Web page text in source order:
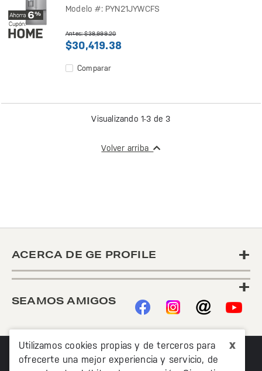
x
Utilizamos cookies propias y de terceros para
ofrecerte una mejor experiencia y servicio, de
Modelo #: PYN21JYWCFS
Antes: $38,999.20
$30,419.38
Comparar
Visualizando 1-3 de 3
Volver arriba
ACERCA DE GE PROFILE
+
+
SEAMOS AMIGOS